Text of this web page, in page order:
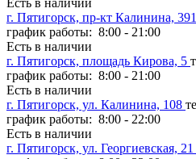
Есть в наличии
г. Пятигорск, пр-кт Калинина,
график работы: 8:00 - 21:00
Есть в наличии
г. Пятигорск, площадь Кирова, 5
график работы: 8:00 - 21:00
Есть в наличии
г. Пятигорск, ул. Калинина, 108
график работы: 8:00 - 22:00
Есть в наличии
г. Пятигорск, ул. Георгиевская, 21